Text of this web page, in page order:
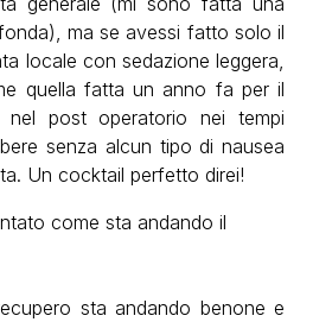
ma se avessi fatto solo il
locale con sedazione leggera,
quella fatta un anno fa per il
nel post operatorio nei tempi
senza alcun tipo di nausea
Un cocktail perfetto direi!
come sta andando il
sta andando benone e